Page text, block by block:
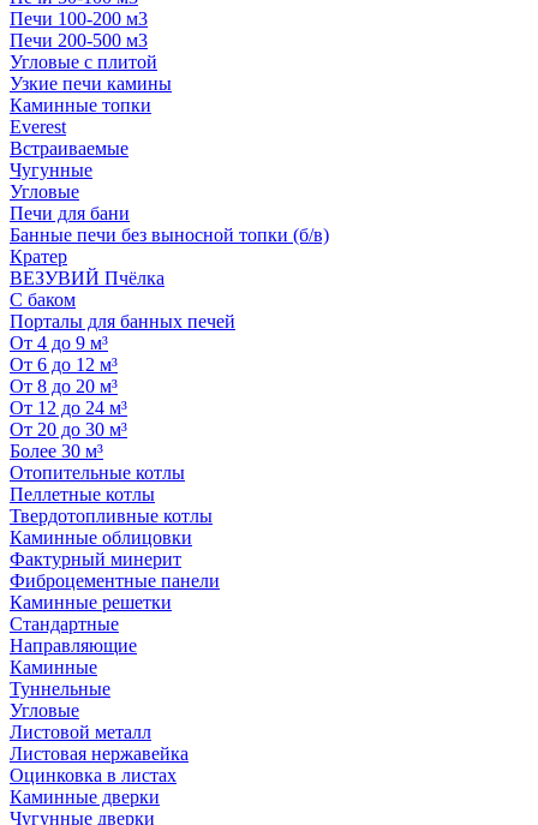
Печи 100-200 м3
Печи 200-500 м3
Угловые с плитой
Узкие печи камины
Каминные топки
Everest
Встраиваемые
Чугунные
Угловые
Печи для бани
Банные печи без выносной топки (б/в)
Кратер
ВЕЗУВИЙ Пчёлка
С баком
Порталы для банных печей
От 4 до 9 м³
От 6 до 12 м³
От 8 до 20 м³
От 12 до 24 м³
От 20 до 30 м³
Более 30 м³
Отопительные котлы
Пеллетные котлы
Твердотопливные котлы
Каминные облицовки
Фактурный минерит
Фиброцементные панели
Каминные решетки
Стандартные
Направляющие
Каминные
Туннельные
Угловые
Листовой металл
Листовая нержавейка
Оцинковка в листах
Каминные дверки
Чугунные дверки